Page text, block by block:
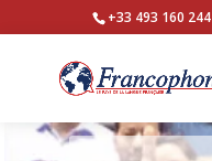
+33 493 160 244